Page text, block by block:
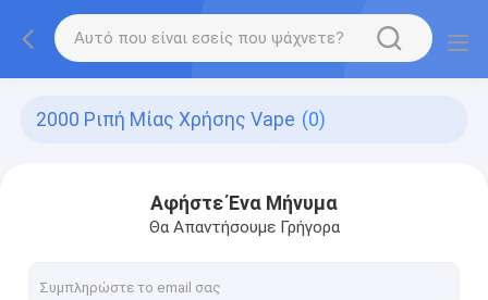
2000 Ριπή Μίας Χρήσης Vape (0)
Αφήστε Ένα Μήνυμα
Θα Απαντήσουμε Γρήγορα